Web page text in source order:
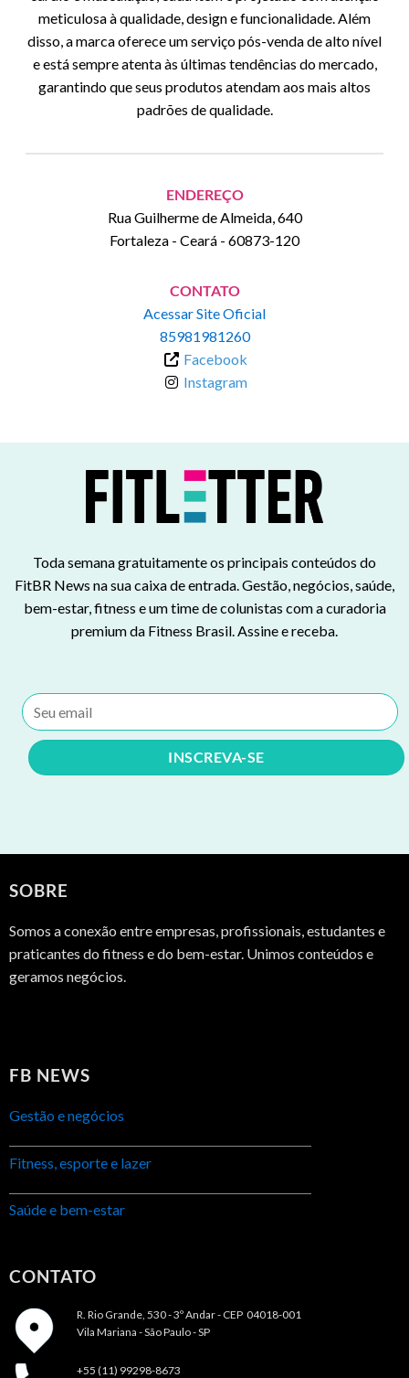
meticulosa à qualidade, design e funcionalidade. Além
disso, a marca oferece um serviço pós-venda de alto nível
e está sempre atenta às últimas tendências do mercado,
garantindo que seus produtos atendam aos mais altos
padrões de qualidade.
ENDEREÇO
Rua Guilherme de Almeida, 640
Fortaleza - Ceará - 60873-120
CONTATO
Acessar Site Oficial
85981981260
Facebook
Instagram
Toda semana gratuitamente os principais conteúdos do
FitBR News na sua caixa de entrada. Gestão, negócios, saúde,
bem-estar, fitness e um time de colunistas com a curadoria
premium da Fitness Brasil. Assine e receba.
SOBRE
Somos a conexão entre empresas, profissionais, estudantes e
praticantes do fitness e do bem-estar. Unimos conteúdos e
geramos negócios.
FB NEWS
Gestão e negócios
Fitness, esporte e lazer
Saúde e bem-estar
CONTATO
R. Rio Grande, 530 - 3º Andar - CEP 04018-001
Vila Mariana - São Paulo - SP
+55 (11) 99298-8673